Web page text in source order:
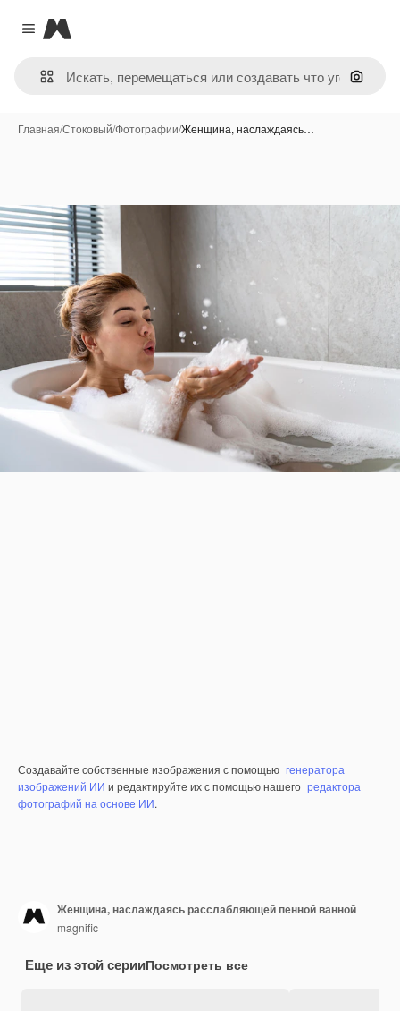
Close menu
Magnific
Поиск
Главная/Стоковый/Фотографии/Женщина, наслаждаясь…
Создавайте собственные изображения с помощью генератора
изображений ИИ и редактируйте их с помощью нашего редактора
фотографий на основе ИИ.
Женщина, наслаждаясь расслабляющей пенной ванной
magnific
Еще из этой серииПосмотреть все